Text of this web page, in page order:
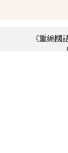
《重編國